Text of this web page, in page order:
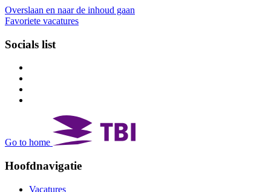
Overslaan en naar de inhoud gaan
Favoriete vacatures
Socials list
Go to home
Hoofdnavigatie
Vacatures